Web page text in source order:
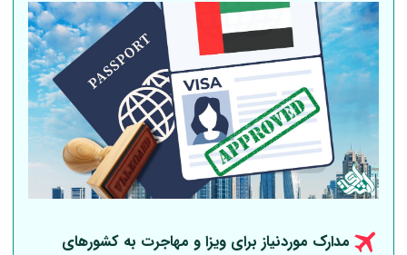
مدارک موردنیاز برای ویزا و مهاجرت به کشورهای